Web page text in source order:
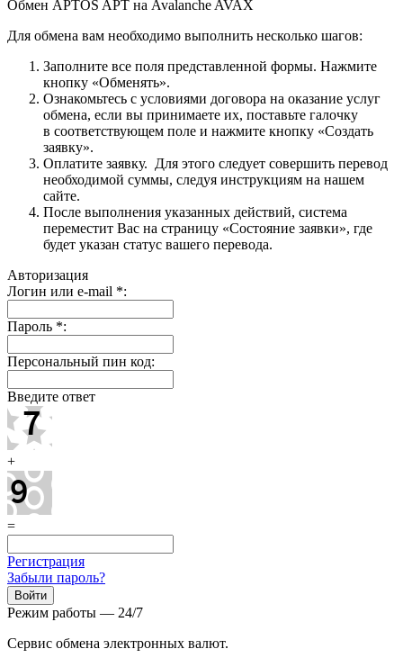
Обмен APTOS APT на Avalanche AVAX
Для обмена вам необходимо выполнить несколько шагов:
Заполните все поля представленной формы. Нажмите
кнопку «Обменять».
Ознакомьтесь с условиями договора на оказание услуг
обмена, если вы принимаете их, поставьте галочку
в соответствующем поле и нажмите кнопку «Создать
заявку».
Оплатите заявку. Для этого следует совершить перевод
необходимой суммы, следуя инструкциям на нашем
сайте.
После выполнения указанных действий, система
переместит Вас на страницу «Состояние заявки», где
будет указан статус вашего перевода.
Авторизация
Логин или e-mail *:
Пароль *:
Персональный пин код:
Введите ответ
+
=
Регистрация
Забыли пароль?
Режим работы — 24/7
Сервис обмена электронных валют.